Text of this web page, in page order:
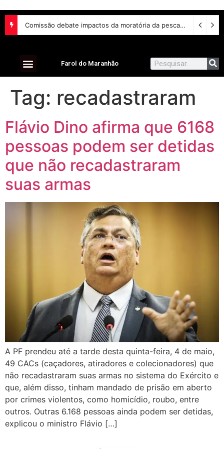
Comissão debate impactos da moratória da pesca da piracatinga na Região Amazônica
Farol do Maranhão
Tag: recadastraram
Flávio Dino afirma que 6168
pessoas podem ser detidas
que não recadastraram
suas armas
A PF prendeu até a tarde desta quinta-feira, 4 de maio,
49 CACs (caçadores, atiradores e colecionadores) que
não recadastraram suas armas no sistema do Exército e
que, além disso, tinham mandado de prisão em aberto
por crimes violentos, como homicídio, roubo, entre
outros. Outras 6.168 pessoas ainda podem ser detidas,
explicou o ministro Flávio […]